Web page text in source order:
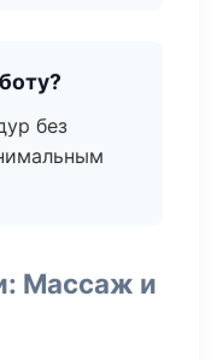
без
Массаж и